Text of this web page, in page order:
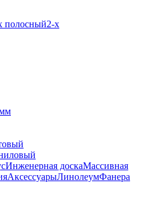
полосный2-х
Инженерная доскаМассивная
АксессуарыЛинолеумФанера